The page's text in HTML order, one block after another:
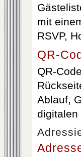
mit
RSVP,
QR-
QR-
Ablauf,
digitalen